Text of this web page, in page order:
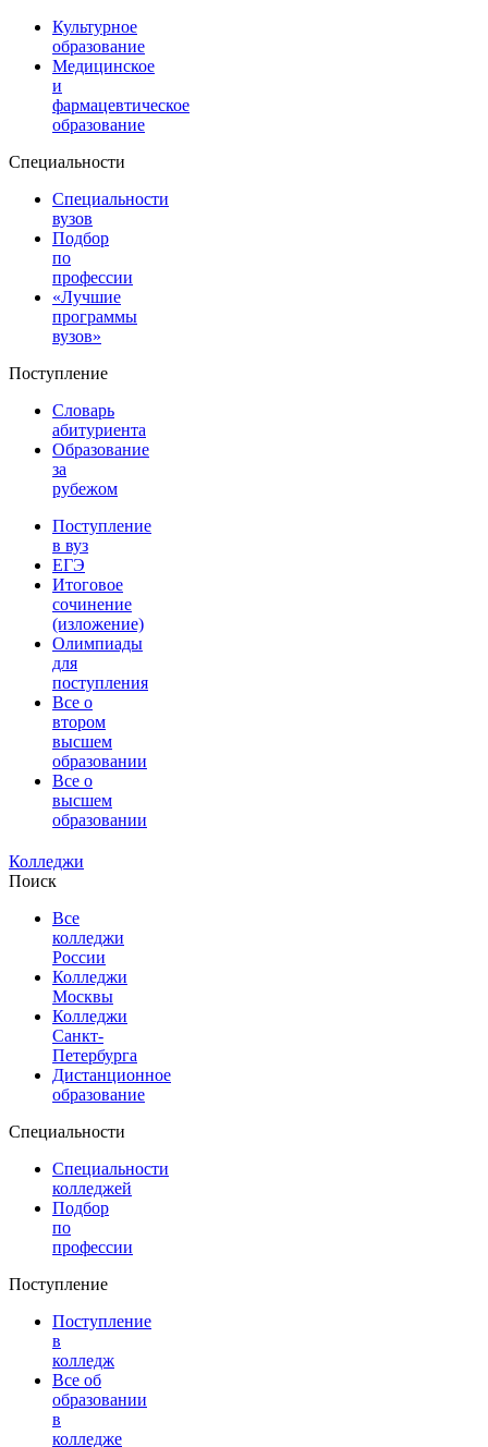
Культурное
образование
Медицинское
и
фармацевтическое
образование
Специальности
Специальности
вузов
Подбор
по
профессии
«Лучшие
программы
вузов»
Поступление
Словарь
абитуриента
Образование
за
рубежом
Поступление
в вуз
ЕГЭ
Итоговое
сочинение
(изложение)
Олимпиады
для
поступления
Все о
втором
высшем
образовании
Все о
высшем
образовании
Колледжи
Поиск
Все
колледжи
России
Колледжи
Москвы
Колледжи
Санкт-
Петербурга
Дистанционное
образование
Специальности
Специальности
колледжей
Подбор
по
профессии
Поступление
Поступление
в
колледж
Все об
образовании
в
колледже